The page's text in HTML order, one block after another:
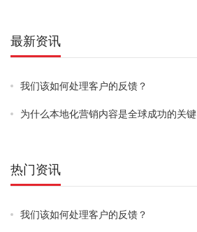
最新资讯
我们该如何处理客户的反馈？
为什么本地化营销内容是全球成功的关键
热门资讯
我们该如何处理客户的反馈？